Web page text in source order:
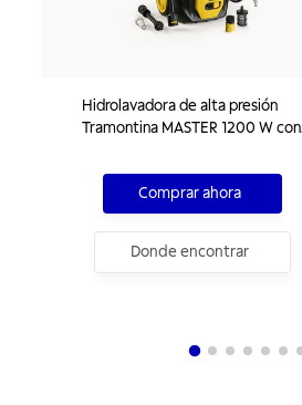
Hidrolavadora de alta presión
Tramontina MASTER 1200 W con
chorro regulable, 1500 psi, 127 V
Comprar ahora
Donde encontrar